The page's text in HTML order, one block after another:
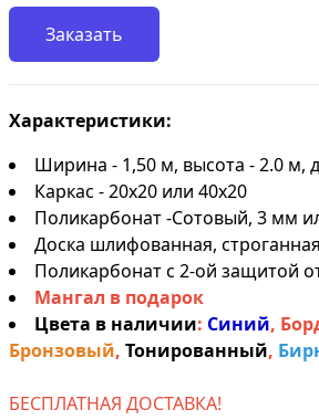
Заказать
Характеристики:
Ширина - 1,50 м, высота - 2.0 м,
Каркас - 20х20 или 40х20
Поликарбонат -Сотовый, 3 мм
Доска шлифованная,
Поликарбонат с 2-ой защитой
Мангал в подарок
Цвета в наличии: Синий,
Бронзовый, Тонированный,
БЕСПЛАТНАЯ ДОСТАВКА!